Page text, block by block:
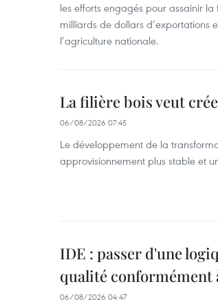
les efforts engagés pour assainir
milliards de dollars d’exportations
l’agriculture nationale.
La filière bois veut
06/08/2026 07:45
Le développement de la
approvisionnement plus stable et
IDE : passer d'une
qualité conformément
06/08/2026 04:47